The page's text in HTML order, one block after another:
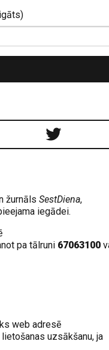
žurnāls SestDiena,
iegādei.
pa tālruni 67063100
web adresē
uzsākšanu, ja